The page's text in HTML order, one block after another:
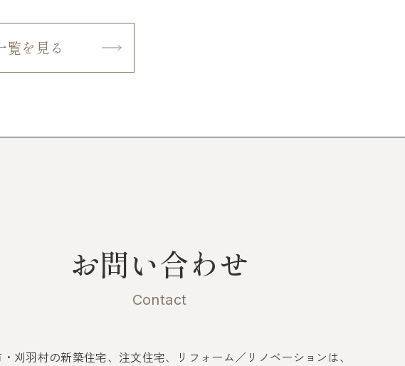
覧を見る
お問い合わせ
Contact
刈羽村の新築住宅、注文住宅、
リフォーム／リノベーションは、